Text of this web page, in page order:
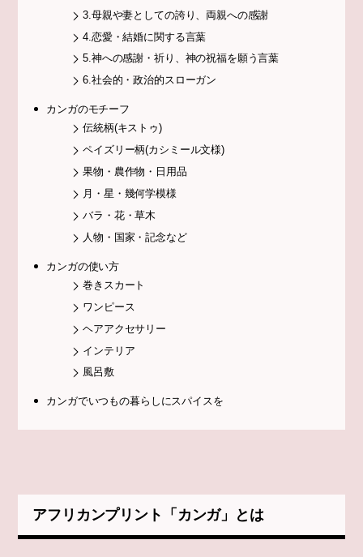
3.母親や妻としての誇り、両親への感謝
4.恋愛・結婚に関する言葉
5.神への感謝・祈り、神の祝福を願う言葉
6.社会的・政治的スローガン
カンガのモチーフ
伝統柄(キストゥ)
ペイズリー柄(カシミール文様)
果物・農作物・日用品
月・星・幾何学模様
バラ・花・草木
人物・国家・記念など
カンガの使い方
巻きスカート
ワンピース
ヘアアクセサリー
インテリア
風呂敷
カンガでいつもの暮らしにスパイスを
アフリカンプリント「カンガ」とは